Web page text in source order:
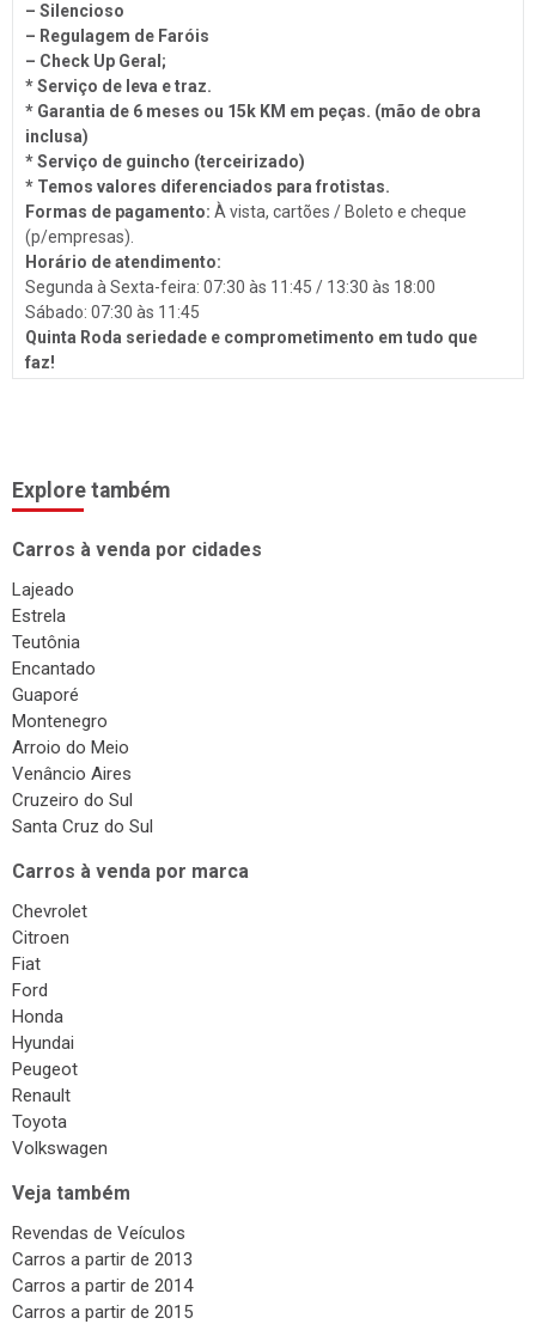
Surdinas
Bombas Injetoras
Gás Veicular
– Silencioso
– Regulagem de Faróis
– Check Up Geral;
* Serviço de leva e traz.
* Garantia de 6 meses ou 15k KM em peças. (mão de obra
inclusa)
* Serviço de guincho (terceirizado)
* Temos valores diferenciados para frotistas.
Formas de pagamento: À vista, cartões / Boleto e cheque
(p/empresas).
Horário de atendimento:
Segunda à Sexta-feira: 07:30 às 11:45 / 13:30 às 18:00
Sábado: 07:30 às 11:45
Quinta Roda seriedade e comprometimento em tudo que
faz!
Explore também
Carros à venda por cidades
Lajeado
Estrela
Teutônia
Encantado
Guaporé
Montenegro
Arroio do Meio
Venâncio Aires
Cruzeiro do Sul
Santa Cruz do Sul
Carros à venda por marca
Chevrolet
Citroen
Fiat
Ford
Honda
Hyundai
Peugeot
Renault
Toyota
Volkswagen
Veja também
Revendas de Veículos
Carros a partir de 2013
Carros a partir de 2014
Carros a partir de 2015